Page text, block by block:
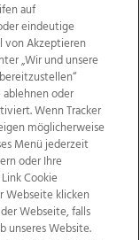
Jobs
Anzeigekunden
auf
eindeutige
von Akzeptieren
„Wir und unsere
oder
Wenn Tracker
möglicherweise
Menü jederzeit
oder Ihre
Cookie
Webseite klicken
Webseite, falls
unseres Website.